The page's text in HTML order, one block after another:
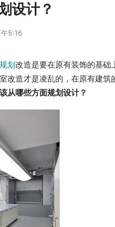
设计？
5:16
划改造是要在原有装饰的基础
改造才是凌乱的，在原有建筑
从哪些方面规划设计？